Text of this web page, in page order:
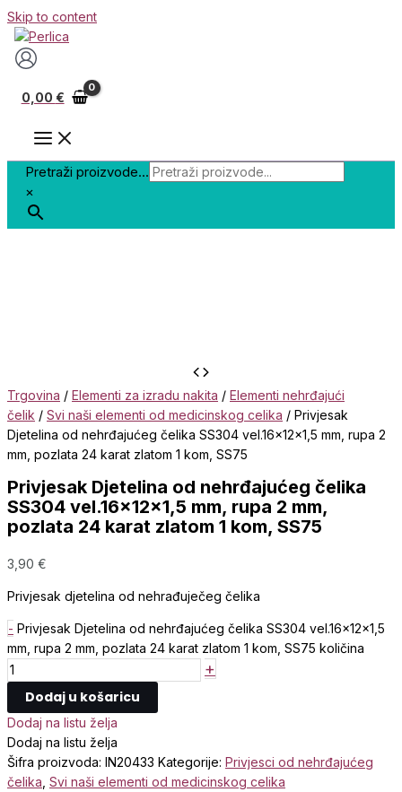
Skip to content
0,00 €
Pretraži proizvode...
×
Trgovina / Elementi za izradu nakita / Elementi nehrđajući
čelik / Svi naši elementi od medicinskog celika / Privjesak
Djetelina od nehrđajućeg čelika SS304 vel.16x12x1,5 mm, rupa 2
mm, pozlata 24 karat zlatom 1 kom, SS75
Privjesak Djetelina od nehrđajućeg čelika
SS304 vel.16x12x1,5 mm, rupa 2 mm,
pozlata 24 karat zlatom 1 kom, SS75
3,90 €
Privjesak djetelina od nehrađuječeg čelika
- Privjesak Djetelina od nehrđajućeg čelika SS304 vel.16x12x1,5
mm, rupa 2 mm, pozlata 24 karat zlatom 1 kom, SS75 količina
+
Dodaj u košaricu
Dodaj na listu želja
Dodaj na listu želja
Šifra proizvoda: IN20433 Kategorije: Privjesci od nehrđajućeg
čelika Svi naši elementi od medicinskog celika